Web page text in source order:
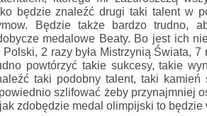
będzie znaleźć drugi taki talent w
Będzie także bardzo trudno,
medalowe Beaty. Bo jest ich
Polski, 2 razy była Mistrzynią Świata,
powtórzyć takie sukcesy, takie
taki podobny talent, taki
szlifować żeby przynajmniej
zdobędzie medal olimpijski to będzie